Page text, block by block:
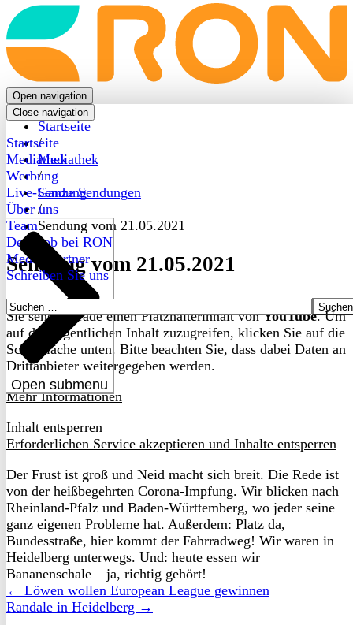
Back
to
frontpage
Open navigation
Close navigation
Startseite
Mediathek
Werbung
Live-Sendung
Über uns
Open submenu
Team
Dein Job bei RON
Medienpartner
Schreiben Sie uns
Suchen
nach:
Startseite
/
Mediathek
/
Ganze Sendungen
/
Sendung vom 21.05.2021
Sendung vom 21.05.2021
Sie sehen gerade einen Platzhalterinhalt vonYouTube. Um
auf den eigentlichen Inhalt zuzugreifen, klicken Sie auf die
Schaltfläche unten. Bitte beachten Sie, dass dabei Daten an
Drittanbieter weitergegeben werden.
Mehr Informationen
Inhalt entsperren
Erforderlichen Service akzeptieren und Inhalte entsperren
Der Frust ist groß und Neid macht sich breit. Die Rede ist
von der heißbegehrten Corona-Impfung. Wir blicken nach
Rheinland-Pfalz und Baden-Württemberg, wo jeder seine
ganz eigenen Probleme hat. Außerdem: Platz da,
Bundesstraße, hier kommt der Fahrradweg! Wir waren in
Heidelberg unterwegs. Und: heute essen wir
Bananenschale – ja, richtig gehört!
← Löwen wollen European League gewinnen
Randale in Heidelberg →